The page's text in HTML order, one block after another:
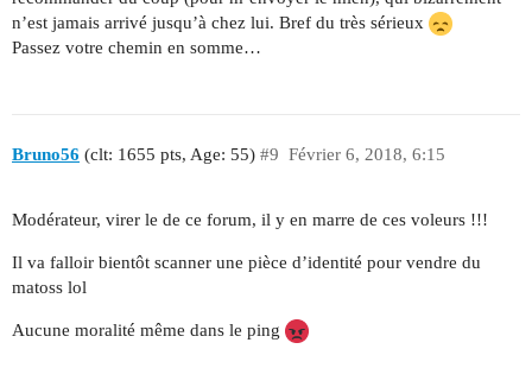
n’est jamais arrivé jusqu’à chez lui. Bref du très sérieux
Passez votre chemin en somme…
Bruno56 (clt: 1655 pts, Age: 55) Février 6, 2018, 6:15
#9
Modérateur, virer le de ce forum, il y en marre de ces voleurs !!!
Il va falloir bientôt scanner une pièce d’identité pour vendre du
matoss lol
Aucune moralité même dans le ping